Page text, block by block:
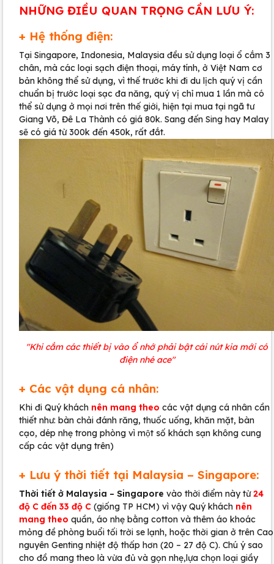
NHỮNG ĐIỀU QUAN TRỌNG CẦN LƯU Ý:
+ Hệ thống điện:
Tại Singapore, Indonesia, Malaysia đều sử dụng loại ổ cắm 3
chân, mà các loại sạch điện thoại, máy tính, ở Việt Nam cơ
bản không thể sử dụng, vì thế trước khi đi du lịch quý vị cần
chuẩn bị trước loại sạc đa năng, quý vị chỉ mua 1 lần mà có
thể sử dụng ở mọi nơi trên thế giới, hiện tại mua tại ngã tư
Giang Võ, Đê La Thành có giá 80k. Sang đến Sing hay Malay
sẽ có giá từ 300k đến 450k, rất đắt.
"Khi cắm các thiết bị vào ổ nhớ phải bật cái nút kia mới có
điện nhé ace"
+ Các vật dụng cá nhân:
Khi đi Quý khách nên mang theo các vật dụng cá nhân cần
thiết như: bàn chải đánh răng, thuốc uống, khăn mặt, bàn
cạo, dép nhẹ trong phòng vì một số khách sạn không cung
cấp các vật dụng trên)
+ Lưu ý thời tiết tại Malaysia – Singapore:
Thời tiết ở Malaysia – Singapore vào thời điểm này từ24
độ C đến 33 độ C (giống TP HCM) vì vậy Quý khách nên
mang theo quần, áo nhẹ bằng cotton và thêm áo khoác
mỏng đề phòng buổi tối trời se lạnh, hoặc thời gian ở trên Cao
nguyên Genting nhiệt độ thấp hơn (20 – 27 độ C). Chú ý sao
cho đồ mang theo là vừa đủ và gọn nhẹ,lựa chọn loại giầy